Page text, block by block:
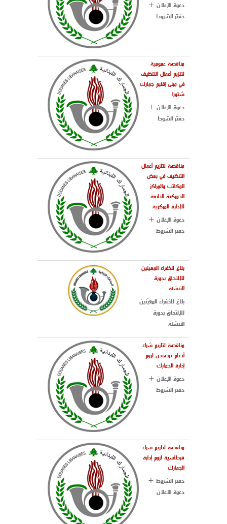
دعوة الإعلان +
دفتر الشروط
مناقصة عمومية
لتلزيم أعمال التنظيف
في مبنى إقليم جمارك
شتورا
دعوة الإعلان +
دفتر الشوط
مناقصة لتلزيم أعمال
التنظيف في بعض
المكاتب والمراكز
الجمركية التابعة
للإدارة المركزية
دعوة الإعلان +
دفتر الشروط
بلاغ للخفراء المعيّنين
للإلتحاق بدورة
التنشئة
بلاغ للخفراء المعيّنين
للإلتحاق بدورة
التنشئة
مناقصة لتلزيم شراء
أختام ترصيص لزوم
إدارة الجمارك
دعوة الإعلان +
دفتر الشروط
مناقصة لتلزيم شراء
قرطاسية لزوم إدارة
الجمارك
دفتر الشروط +
دعوة الاعلان